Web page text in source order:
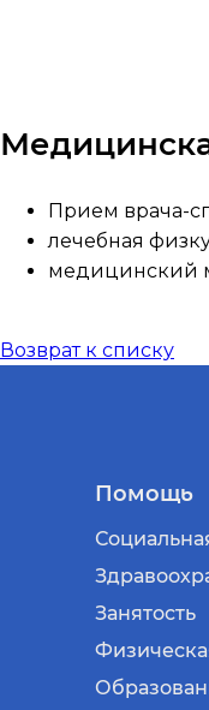
Прием врача-
лечебная
медицинский
Возврат к списку
Помощь
Занятость